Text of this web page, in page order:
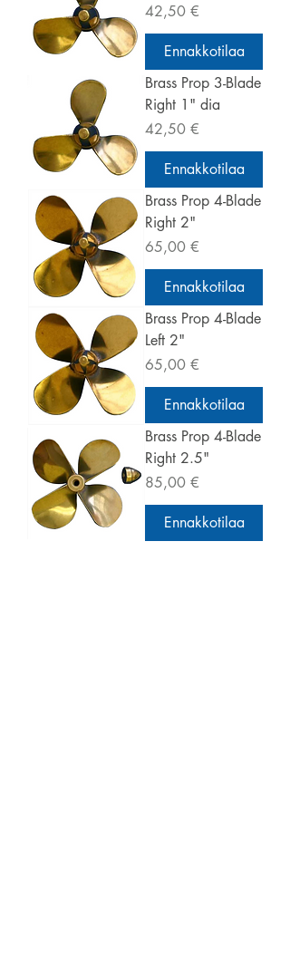
Hinta
42,50 €
Ennakkotilaa
Brass Prop 3-Blade
Right 1" dia
Hinta
42,50 €
Ennakkotilaa
Brass Prop 4-Blade
Right 2"
Hinta
65,00 €
Ennakkotilaa
Brass Prop 4-Blade
Left 2"
Hinta
65,00 €
Ennakkotilaa
Brass Prop 4-Blade
Right 2.5"
Hinta
85,00 €
Ennakkotilaa